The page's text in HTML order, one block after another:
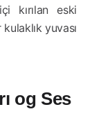
kırılan eski
yuvası
og Ses